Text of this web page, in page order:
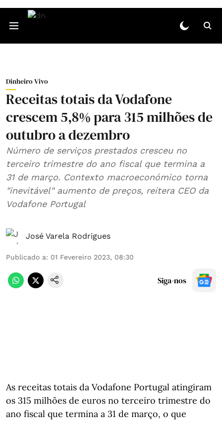
Dinheiro Vivo
Receitas totais da Vodafone
crescem 5,8% para 315 milhões de
outubro a dezembro
Número de serviços prestados cresceu no
terceiro trimestre do ano fiscal que termina a
31 de março. Contexto macroeconómico torna
"inevitável" aumento de preços, reitera CEO da
Vodafone Portugal
José Varela Rodrigues
Publicado a: 01 Fevereiro 2023, 08:30
Siga-nos
As receitas totais da Vodafone Portugal atingiram
os 315 milhões de euros no terceiro trimestre do
ano fiscal que termina a 31 de março, o que